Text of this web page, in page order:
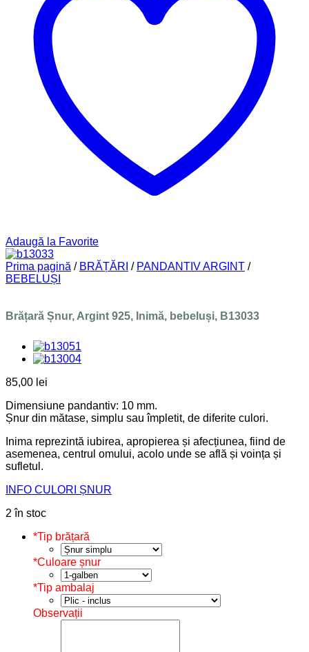
Adaugă la Favorite
Prima pagină / BRĂȚĂRI / PANDANTIV ARGINT /
BEBELUȘI
Brățară Șnur, Argint 925, Inimă, bebeluși, B13033
85,00 lei
Dimensiune pandantiv: 10 mm.
Șnur din mătase, simplu sau împletit, de diferite culori.
Inima reprezintă iubirea, apropierea și afecțiunea, fiind de
asemenea, centrul omului, acolo unde se află și voința și
sufletul.
INFO CULORI ȘNUR
2 în stoc
*Tip brățară
*Culoare șnur
*Tip ambalaj
Observații